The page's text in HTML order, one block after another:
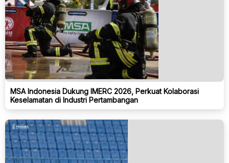
MSA Indonesia Dukung IMERC 2026, Perkuat Kolaborasi
Keselamatan di Industri Pertambangan